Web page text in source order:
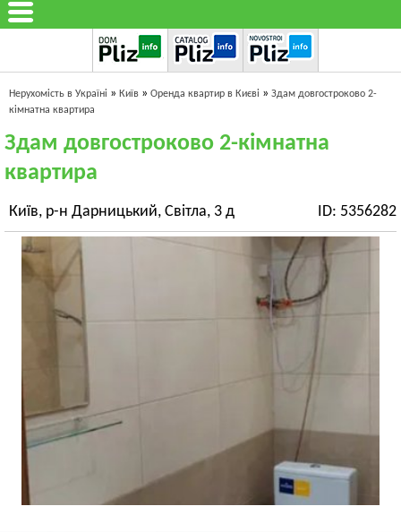
Нерухомість в Україні » Київ » Оренда квартир в Києві » Здам довгостроково 2-
кімнатна квартира
Здам довгостроково 2-кімнатна
квартира
Київ, р-н Дарницький, Світла, 3 д ID: 5356282